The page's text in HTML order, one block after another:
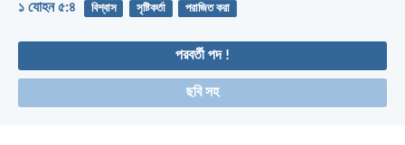
১ যোহন ৫:৪ বিশ্বাস সৃষ্টিকর্তা পরাজিত করা
পরবর্তী পদ !
ছবি সহ